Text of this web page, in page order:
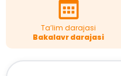
Ta’lim darajasi
Bakalavr darajasi